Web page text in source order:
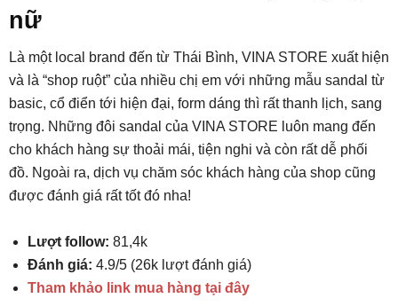
nữ
Là một local brand đến từ Thái Bình, VINA STORE xuất hiện
và là “shop ruột” của nhiều chị em với những mẫu sandal từ
basic, cổ điển tới hiện đại, form dáng thì rất thanh lịch, sang
trọng. Những đôi sandal của VINA STORE luôn mang đến
cho khách hàng sự thoải mái, tiện nghi và còn rất dễ phối
đồ. Ngoài ra, dịch vụ chăm sóc khách hàng của shop cũng
được đánh giá rất tốt đó nha!
Lượt follow: 81,4k
Đánh giá: 4.9/5 (26k lượt đánh giá)
Tham khảo link mua hàng tại đây